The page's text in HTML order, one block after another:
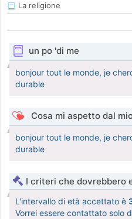
La religione
un po 'di me
bonjour tout le monde, je
durable
Cosa mi aspetto dal
bonjour tout le monde, je
durable
I criteri che dovrebbero
L'intervallo di età accettato è
Vorrei essere contattato solo